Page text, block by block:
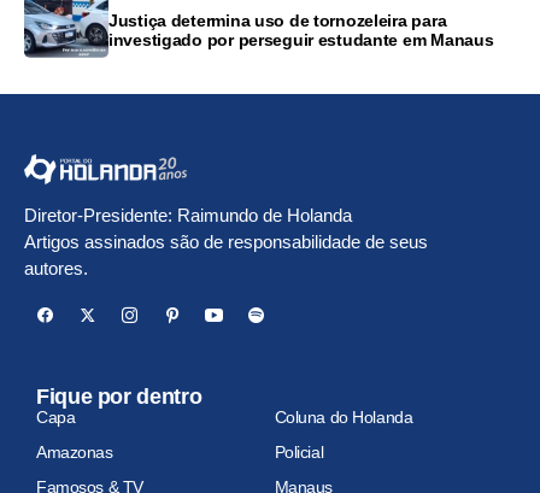
Justiça determina uso de tornozeleira para
investigado por perseguir estudante em Manaus
Diretor-Presidente: Raimundo de Holanda
Artigos assinados são de responsabilidade de seus
autores.
Fique por dentro
Capa
Coluna do Holanda
Amazonas
Policial
Famosos & TV
Manaus